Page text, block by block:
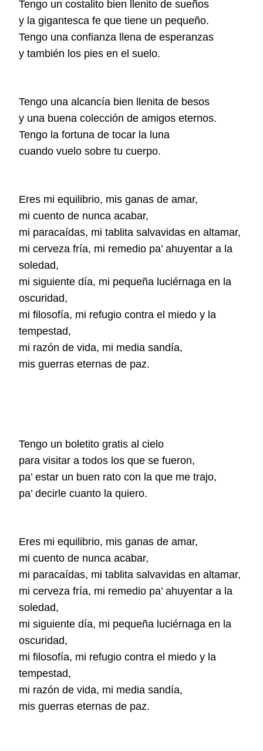
Tengo un costalito bien llenito de sueños
y la gigantesca fe que tiene un pequeño.
Tengo una confianza llena de esperanzas
y también los pies en el suelo.
Tengo una alcancía bien llenita de besos
y una buena colección de amigos eternos.
Tengo la fortuna de tocar la luna
cuando vuelo sobre tu cuerpo.
Eres mi equilibrio, mis ganas de amar,
mi cuento de nunca acabar,
mi paracaídas, mi tablita salvavidas en altamar,
mi cerveza fría, mi remedio pa’ ahuyentar a la
soledad,
mi siguiente día, mi pequeña luciérnaga en la
oscuridad,
mi filosofía, mi refugio contra el miedo y la
tempestad,
mi razón de vida, mi media sandía,
mis guerras eternas de paz.
Tengo un boletito gratis al cielo
para visitar a todos los que se fueron,
pa’ estar un buen rato con la que me trajo,
pa’ decirle cuanto la quiero.
Eres mi equilibrio, mis ganas de amar,
mi cuento de nunca acabar,
mi paracaídas, mi tablita salvavidas en altamar,
mi cerveza fría, mi remedio pa’ ahuyentar a la
soledad,
mi siguiente día, mi pequeña luciérnaga en la
oscuridad,
mi filosofía, mi refugio contra el miedo y la
tempestad,
mi razón de vida, mi media sandía,
mis guerras eternas de paz.